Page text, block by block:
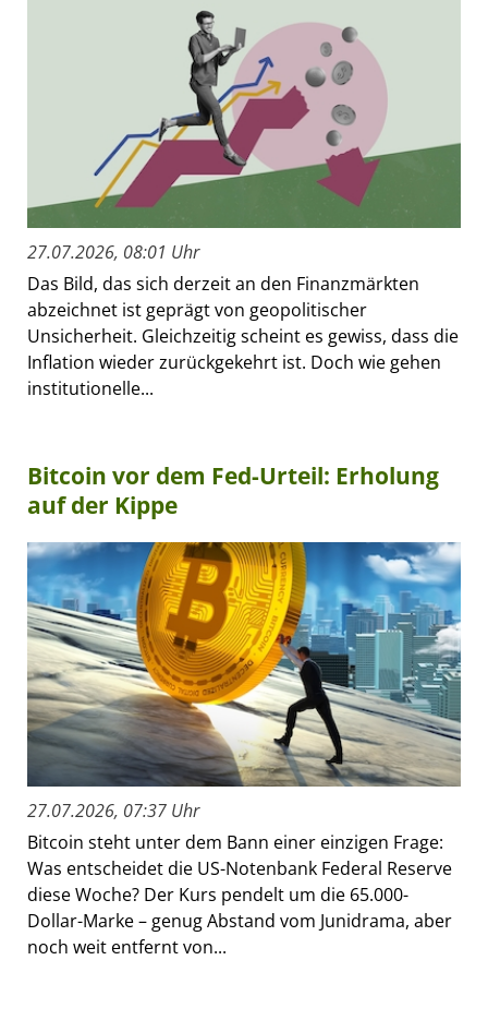
27.07.2026, 08:01 Uhr
Das Bild, das sich derzeit an den Finanzmärkten
abzeichnet ist geprägt von geopolitischer
Unsicherheit. Gleichzeitig scheint es gewiss, dass die
Inflation wieder zurückgekehrt ist. Doch wie gehen
institutionelle...
Bitcoin vor dem Fed-Urteil: Erholung
auf der Kippe
27.07.2026, 07:37 Uhr
Bitcoin steht unter dem Bann einer einzigen Frage:
Was entscheidet die US-Notenbank Federal Reserve
diese Woche? Der Kurs pendelt um die 65.000-
Dollar-Marke – genug Abstand vom Junidrama, aber
noch weit entfernt von...